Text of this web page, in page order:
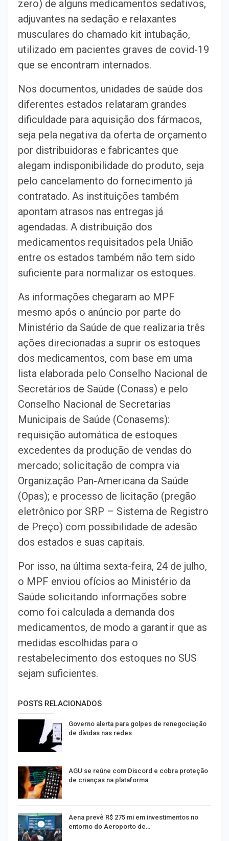
zero) de alguns medicamentos sedativos,
adjuvantes na sedação e relaxantes
musculares do chamado kit intubação,
utilizado em pacientes graves de covid-19
que se encontram internados.
Nos documentos, unidades de saúde dos
diferentes estados relataram grandes
dificuldade para aquisição dos fármacos,
seja pela negativa da oferta de orçamento
por distribuidoras e fabricantes que
alegam indisponibilidade do produto, seja
pelo cancelamento do fornecimento já
contratado. As instituições também
apontam atrasos nas entregas já
agendadas. A distribuição dos
medicamentos requisitados pela União
entre os estados também não tem sido
suficiente para normalizar os estoques.
As informações chegaram ao MPF
mesmo após o anúncio por parte do
Ministério da Saúde de que realizaria três
ações direcionadas a suprir os estoques
dos medicamentos, com base em uma
lista elaborada pelo Conselho Nacional de
Secretários de Saúde (Conass) e pelo
Conselho Nacional de Secretarias
Municipais de Saúde (Conasems):
requisição automática de estoques
excedentes da produção de vendas do
mercado; solicitação de compra via
Organização Pan-Americana da Saúde
(Opas); e processo de licitação (pregão
eletrônico por SRP – Sistema de Registro
de Preço) com possibilidade de adesão
dos estados e suas capitais.
Por isso, na última sexta-feira, 24 de julho,
o MPF enviou ofícios ao Ministério da
Saúde solicitando informações sobre
como foi calculada a demanda dos
medicamentos, de modo a garantir que as
medidas escolhidas para o
restabelecimento dos estoques no SUS
sejam suficientes.
POSTS RELACIONADOS
Governo alerta para golpes de renegociação
de dívidas nas redes
AGU se reúne com Discord e cobra proteção
de crianças na plataforma
Aena prevê R$ 275 mi em investimentos no
entorno do Aeroporto de…